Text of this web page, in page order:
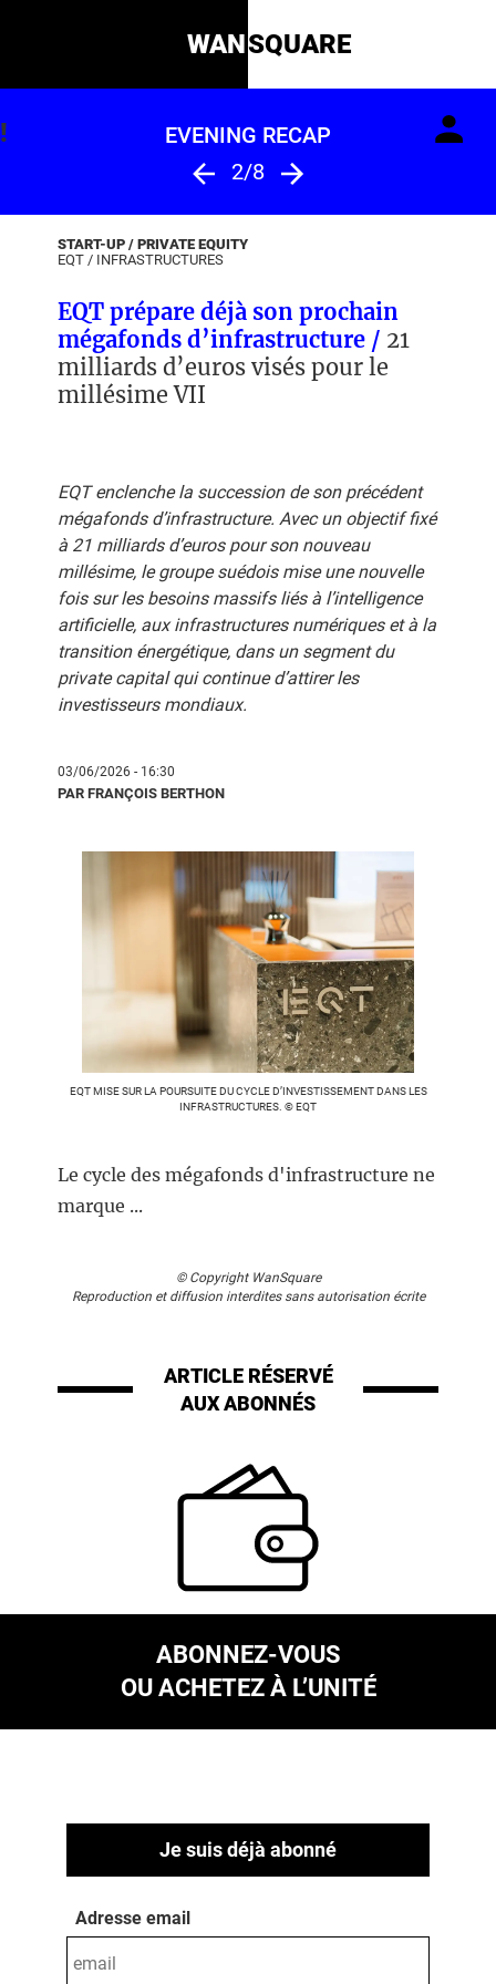
WANSQUARE
!
EVENING RECAP
2/8
START-UP / PRIVATE EQUITY
EQT / INFRASTRUCTURES
EQT prépare déjà son prochain
mégafonds d’infrastructure / 21
milliards d’euros visés pour le
millésime VII
EQT enclenche la succession de son précédent
mégafonds d’infrastructure. Avec un objectif fixé
à 21 milliards d’euros pour son nouveau
millésime, le groupe suédois mise une nouvelle
fois sur les besoins massifs liés à l’intelligence
artificielle, aux infrastructures numériques et à la
transition énergétique, dans un segment du
private capital qui continue d’attirer les
investisseurs mondiaux.
03/06/2026 - 16:30
PAR FRANÇOIS BERTHON
EQT MISE SUR LA POURSUITE DU CYCLE D’INVESTISSEMENT DANS LES
INFRASTRUCTURES. © EQT
Le cycle des mégafonds d'infrastructure ne
marque ...
© Copyright WanSquare
Reproduction et diffusion interdites sans autorisation écrite
ARTICLE RÉSERVÉ
AUX ABONNÉS
ABONNEZ-VOUS
OU ACHETEZ À L’UNITÉ
Je suis déjà abonné
Adresse email